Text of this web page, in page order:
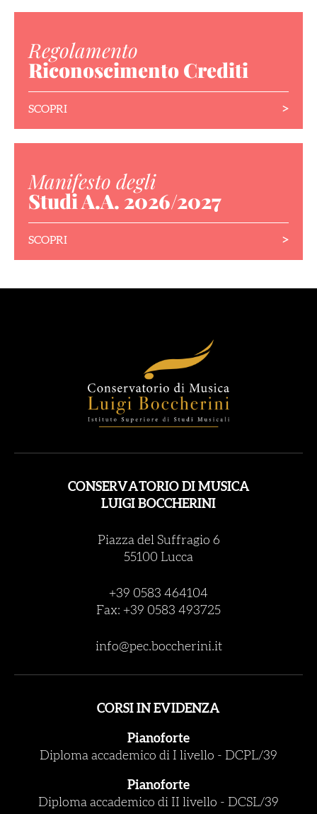
Regolamento
Riconoscimento Crediti
SCOPRI >
Manifesto degli
Studi A.A. 2026/2027
SCOPRI >
CONSERVATORIO DI MUSICA
LUIGI BOCCHERINI
Piazza del Suffragio 6
55100 Lucca
+39 0583 464104
Fax: +39 0583 493725
info@pec.boccherini.it
CORSI IN EVIDENZA
Pianoforte
Diploma accademico di I livello - DCPL/39
Pianoforte
Diploma accademico di II livello - DCSL/39